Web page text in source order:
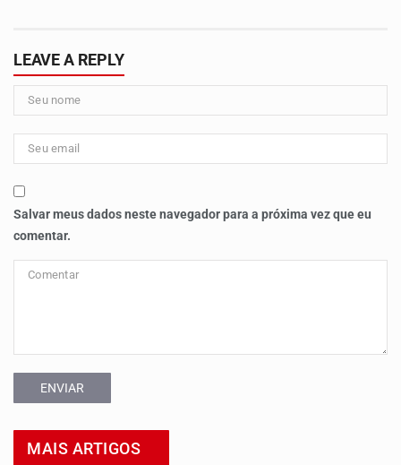
LEAVE A REPLY
Salvar meus dados neste navegador para a próxima vez que eu
comentar.
ENVIAR
MAIS ARTIGOS